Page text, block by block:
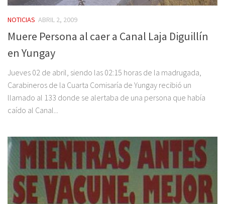
NOTICIAS ABRIL 2, 2009
Muere Persona al caer a Canal Laja Diguillín
en Yungay
Jueves 02 de abril, siendo las 02:15 horas de la madrugada,
Carabineros de la Cuarta Comisaría de Yungay recibió un
llamado al 133 donde se alertaba de una persona que había
caído al Canal...